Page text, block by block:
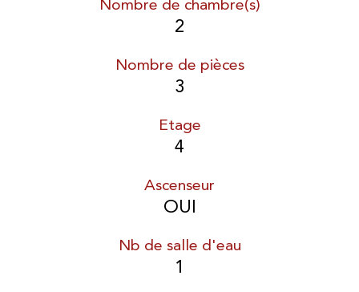
Nombre de chambre(s)
2
Nombre de pièces
3
Etage
4
Ascenseur
OUI
Nb de salle d'eau
1